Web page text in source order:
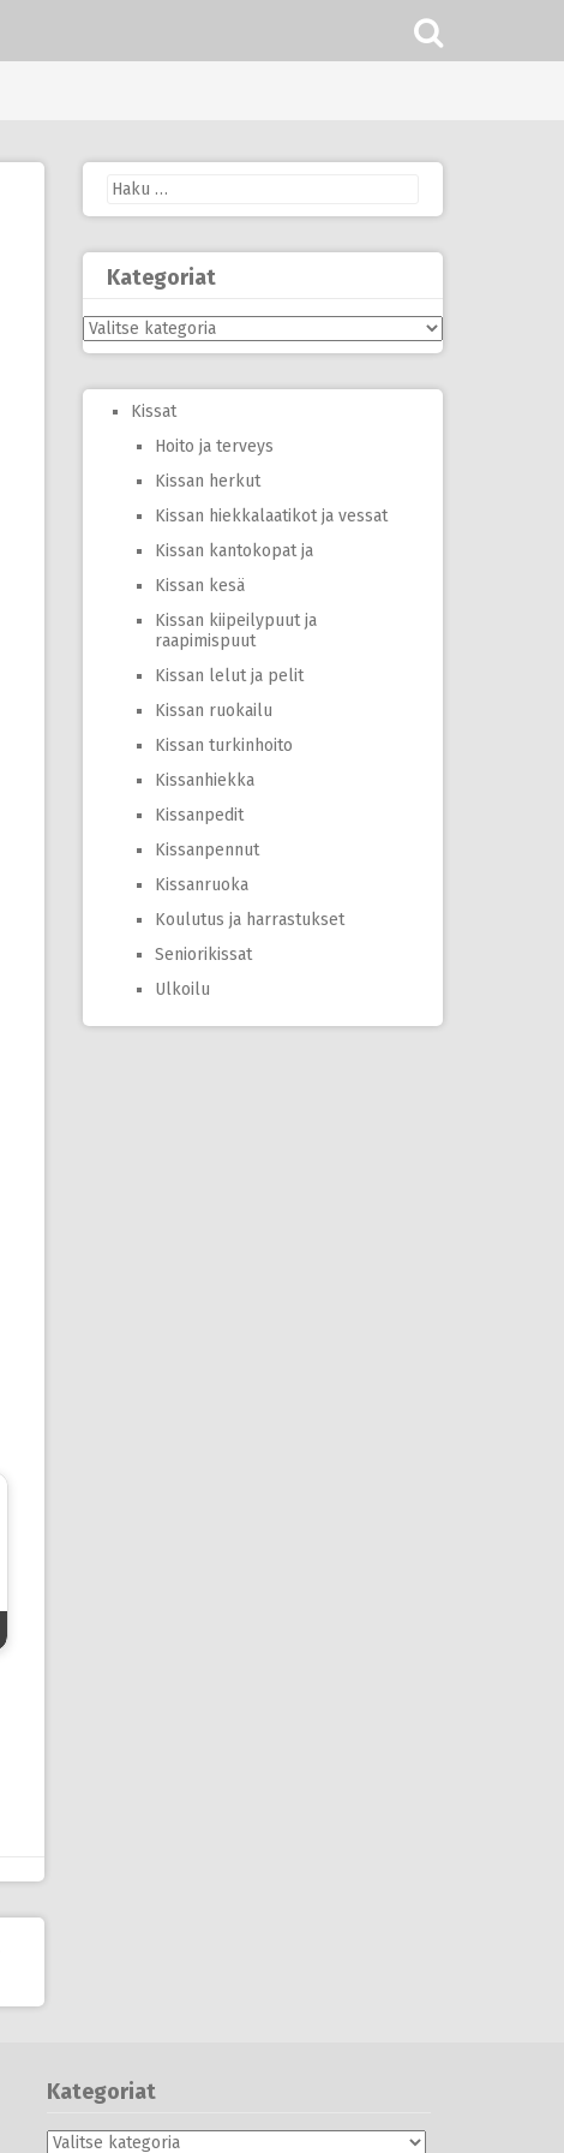
Haku:
Kategoriat
Kategoriat
Kissat
Hoito ja terveys
Kissan herkut
Kissan hiekkalaatikot ja vessat
Kissan kantokopat ja
Kissan kesä
Kissan kiipeilypuut ja
raapimispuut
Kissan lelut ja pelit
Kissan ruokailu
Kissan turkinhoito
Kissanhiekka
Kissanpedit
Kissanpennut
Kissanruoka
Koulutus ja harrastukset
Seniorikissat
Ulkoilu
Kategoriat
Kategoriat